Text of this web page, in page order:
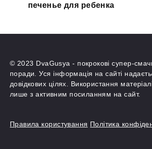
печенье для ребенка
© 2023 DvaGusya - покрокові супер-
поради. Уся інформація на сайті
довідкових цілях. Використання
лише з активним посиланням на сайт.
Правила користування Політика